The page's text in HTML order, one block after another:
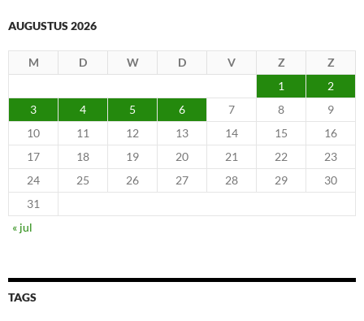
AUGUSTUS 2026
M D W D V Z
Z
1
2
3
4 5 6 7 8
9
10
11 12 13 14 15
16
17
18 19 20 21 22
23
24
25 26 27 28 29
30
31
« jul
TAGS